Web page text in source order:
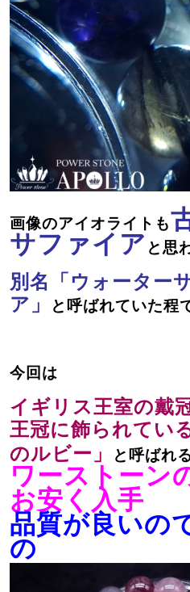
画像のアイオライトも
サファイア と思
別名「ウォーター
ア」
と呼ばれていた程
今回は
イギリス王室の戴
王冠に飾られてい
のルビー」
と呼ばれ
ワーストーン
お安く入手
品質が良いの
の